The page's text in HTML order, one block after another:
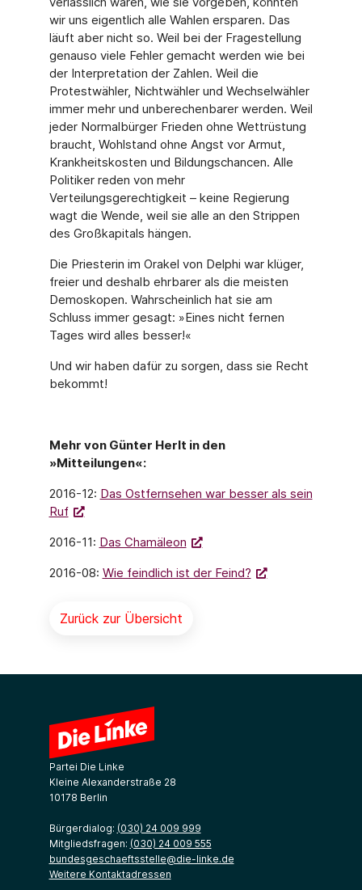
wir uns eigentlich alle Wahlen ersparen. Das
läuft aber nicht so. Weil bei der Fragestellung
genauso viele Fehler gemacht werden wie bei
der Interpretation der Zahlen. Weil die
Protestwähler, Nichtwähler und Wechselwähler
immer mehr und unberechenbarer werden. Weil
jeder Normalbürger Frieden ohne Wettrüstung
braucht, Wohlstand ohne Angst vor Armut,
Krankheitskosten und Bildungschancen. Alle
Politiker reden von mehr
Verteilungsgerechtigkeit – keine Regierung
wagt die Wende, weil sie alle an den Strippen
des Großkapitals hängen.
Die Priesterin im Orakel von Delphi war klüger,
freier und deshalb ehrbarer als die meisten
Demoskopen. Wahrscheinlich hat sie am
Schluss immer gesagt: »Eines nicht fernen
Tages wird alles besser!«
Und wir haben dafür zu sorgen, dass sie Recht
bekommt!
Mehr von Günter Herlt in den
»Mitteilungen«:
2016-12: Das Ostfernsehen war besser als sein
Ruf
2016-11: Das Chamäleon
2016-08: Wie feindlich ist der Feind?
Zurück zur Übersicht
Partei Die Linke
Kleine Alexanderstraße 28
10178 Berlin
Bürgerdialog: (030) 24 009 999
Mitgliedsfragen: (030) 24 009 555
bundesgeschaeftsstelle@die-linke.de
Weitere Kontaktadressen